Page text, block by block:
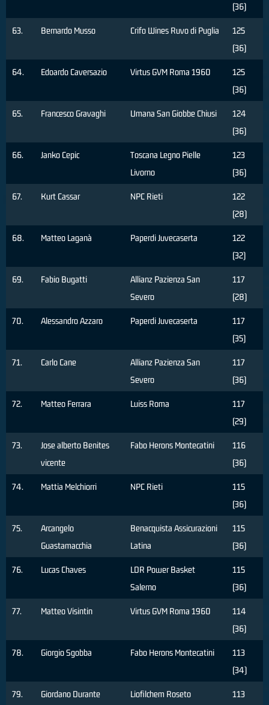
(36)
63. Bernardo Musso Crifo Wines Ruvo di Puglia
125
(36)
64. Edoardo Caversazio Virtus GVM Roma 1960
125
(36)
65. Francesco Gravaghi Umana San Giobbe Chiusi
124
(36)
66. Janko Cepic
Toscana Legno Pielle
Livorno
123
(36)
67. Kurt Cassar NPC Rieti
122
(28)
68. Matteo Laganà Paperdi Juvecaserta
122
(32)
69. Fabio Bugatti
Allianz Pazienza San
Severo
117
(28)
70. Alessandro Azzaro Paperdi Juvecaserta
117
(35)
71. Carlo Cane
Allianz Pazienza San
Severo
117
(36)
72. Matteo Ferrara Luiss Roma
117
(29)
73.
Jose alberto Benites
vicente
Fabo Herons Montecatini
116
(36)
74. Mattia Melchiorri NPC Rieti
115
(36)
75.
Arcangelo
Guastamacchia
Benacquista Assicurazioni
Latina
115
(36)
76. Lucas Chaves
LDR Power Basket
Salerno
115
(36)
77. Matteo Visintin Virtus GVM Roma 1960
114
(36)
78. Giorgio Sgobba Fabo Herons Montecatini
113
(34)
79. Giordano Durante Liofilchem Roseto 113